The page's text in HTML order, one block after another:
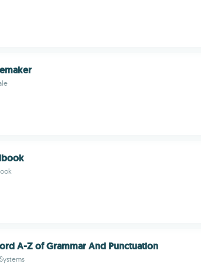
A-Z of Grammar And Punctuation